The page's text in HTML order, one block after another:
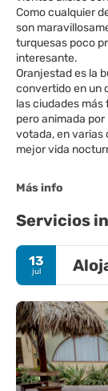
Como cualquier
son
turquesas poco
interesante.
Oranjestad es la
convertido en un
las ciudades más
pero animada
votada, en varias
mejor vida
Más info
Servicios
13
jul